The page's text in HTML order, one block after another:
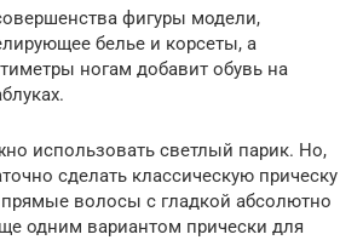
фигуры модели,
белье и корсеты, а
ногам добавит обувь на
использовать светлый парик. Но,
сделать классическую прическу
волосы с гладкой абсолютно
одним вариантом прически для